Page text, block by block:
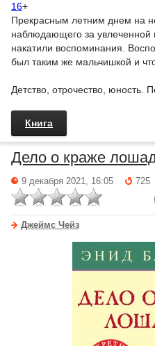
16+
Прекрасным летним днем на
наблюдающего за увлеченной
накатили воспоминания.
был таким же мальчишкой и
Детство, отрочество, юность.
Книга
Дело о краже
9 декабря 2021, 16:05 725
Джеймс Чейз